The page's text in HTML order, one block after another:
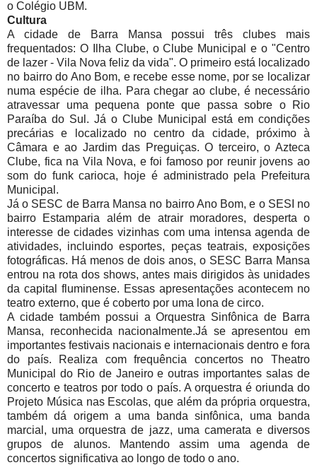
o Colégio UBM.
Cultura
A cidade de Barra Mansa possui três clubes mais
frequentados: O Ilha Clube, o Clube Municipal e o "Centro
de lazer - Vila Nova feliz da vida". O primeiro está localizado
no bairro do Ano Bom, e recebe esse nome, por se localizar
numa espécie de ilha. Para chegar ao clube, é necessário
atravessar uma pequena ponte que passa sobre o Rio
Paraíba do Sul. Já o Clube Municipal está em condições
precárias e localizado no centro da cidade, próximo à
Câmara e ao Jardim das Preguiças. O terceiro, o Azteca
Clube, fica na Vila Nova, e foi famoso por reunir jovens ao
som do funk carioca, hoje é administrado pela Prefeitura
Municipal.
Já o SESC de Barra Mansa no bairro Ano Bom, e o SESI no
bairro Estamparia além de atrair moradores, desperta o
interesse de cidades vizinhas com uma intensa agenda de
atividades, incluindo esportes, peças teatrais, exposições
fotográficas. Há menos de dois anos, o SESC Barra Mansa
entrou na rota dos shows, antes mais dirigidos às unidades
da capital fluminense. Essas apresentações acontecem no
teatro externo, que é coberto por uma lona de circo.
A cidade também possui a Orquestra Sinfônica de Barra
Mansa, reconhecida nacionalmente.Já se apresentou em
importantes festivais nacionais e internacionais dentro e fora
do país. Realiza com frequência concertos no Theatro
Municipal do Rio de Janeiro e outras importantes salas de
concerto e teatros por todo o país. A orquestra é oriunda do
Projeto Música nas Escolas, que além da própria orquestra,
também dá origem a uma banda sinfônica, uma banda
marcial, uma orquestra de jazz, uma camerata e diversos
grupos de alunos. Mantendo assim uma agenda de
concertos significativa ao longo de todo o ano.